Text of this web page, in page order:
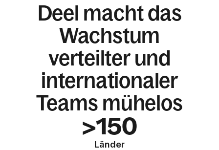
Deel macht das
Wachstum
verteilter und
internationaler
Teams mühelos
>150
Länder